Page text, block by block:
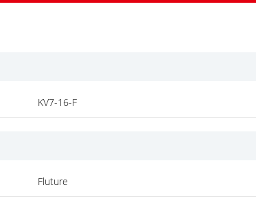
KV7-16-F
Fluture